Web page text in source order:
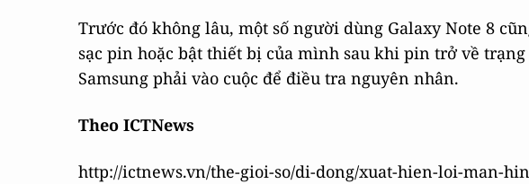
Trước đó không lâu, một số người dùng Galaxy Note 8
sạc pin hoặc bật thiết bị của mình sau khi pin trở về trạng
Samsung phải vào cuộc để điều tra nguyên nhân.
Theo ICTNews
http://ictnews.vn/the-gioi-so/di-dong/xuat-hien-loi-man-